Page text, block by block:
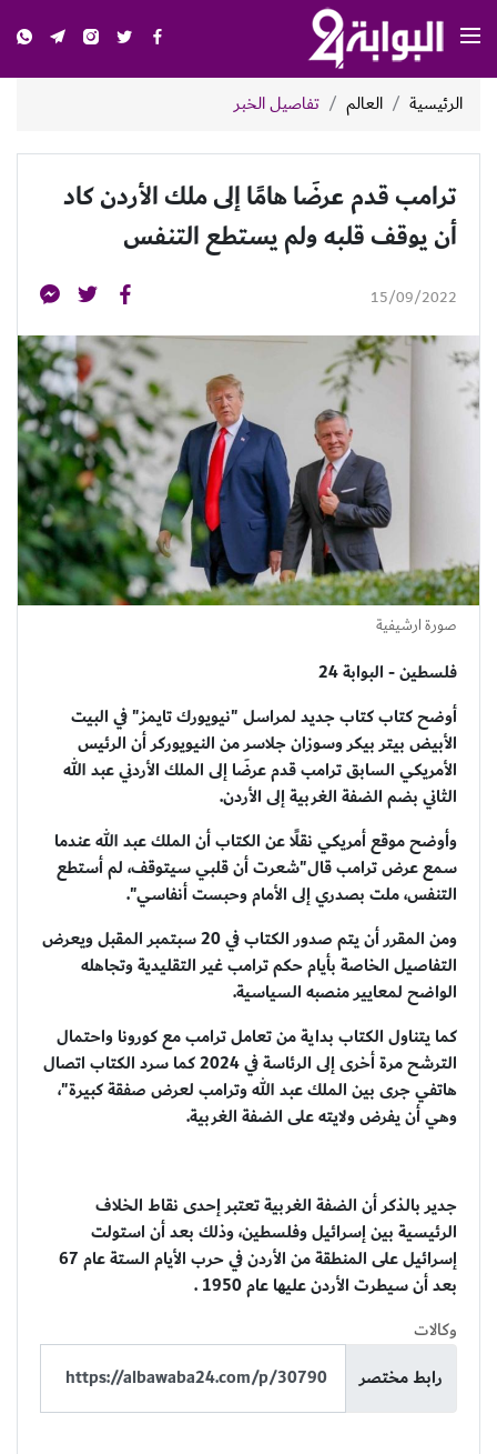
الرئيسية العالم تفاصيل الخبر
ترامب قدم عرضَا هامًا إلى ملك الأردن كاد
أن يوقف قلبه ولم يستطع التنفس
15/09/2022
صورة ارشيفية
فلسطين - البوابة 24
أوضح كتاب كتاب جديد لمراسل "نيويورك تايمز" في البيت
الأبيض بيتر بيكر وسوزان جلاسر من النيويوركر أن الرئيس
الأمريكي السابق ترامب قدم عرضَا إلى الملك الأردني عبد الله
الثاني بضم الضفة الغربية إلى الأردن.
وأوضح موقع أمريكي نقلًا عن الكتاب أن الملك عبد الله عندما
سمع عرض ترامب قال"شعرت أن قلبي سيتوقف، لم أستطع
التنفس، ملت بصدري إلى الأمام وحبست أنفاسي".
ومن المقرر أن يتم صدور الكتاب في 20 سبتمبر المقبل ويعرض
التفاصيل الخاصة بأيام حكم ترامب غير التقليدية وتجاهله
الواضح لمعايير منصبه السياسية.
كما يتناول الكتاب بداية من تعامل ترامب مع كورونا واحتمال
الترشح مرة أخرى إلى الرئاسة في 2024 كما سرد الكتاب اتصال
هاتفي جرى بين الملك عبد الله وترامب لعرض صفقة كبيرة"،
وهي أن يفرض ولايته على الضفة الغربية.
جدير بالذكر أن الضفة الغربية تعتبر إحدى نقاط الخلاف
الرئيسية بين إسرائيل وفلسطين، وذلك بعد أن استولت
إسرائيل على المنطقة من الأردن في حرب الأيام الستة عام 67
بعد أن سيطرت الأردن عليها عام 1950 .
وكالات
رابط مختصر